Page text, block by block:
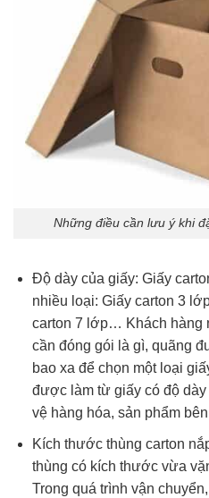
Những điều cần lưu ý khi
Độ dày của giấy: Giấy
nhiều loại: Giấy carton 3
carton 7 lớp… Khách hàng
cần đóng gói là gì, quãng
bao xa để chọn một loại
được làm từ giấy có độ
vệ hàng hóa, sản phẩm
Kích thước thùng carton
thùng có kích thước vừa
Trong quá trình vận